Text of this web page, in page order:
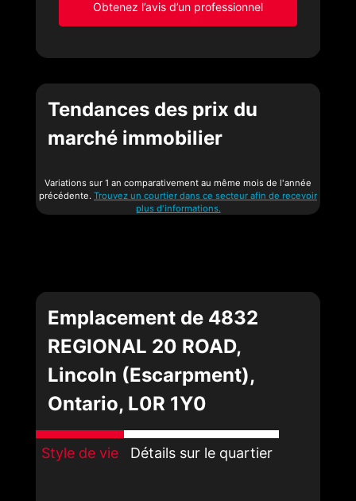
Obtenez l’avis d’un professionnel
Tendances des prix du
marché immobilier
Variations sur 1 an comparativement au même mois de l'année
précédente. Trouvez un courtier dans ce secteur afin de recevoir
plus d'informations.
Emplacement de 4832
REGIONAL 20 ROAD,
Lincoln (Escarpment),
Ontario, L0R 1Y0
Style de vie Détails sur le quartier